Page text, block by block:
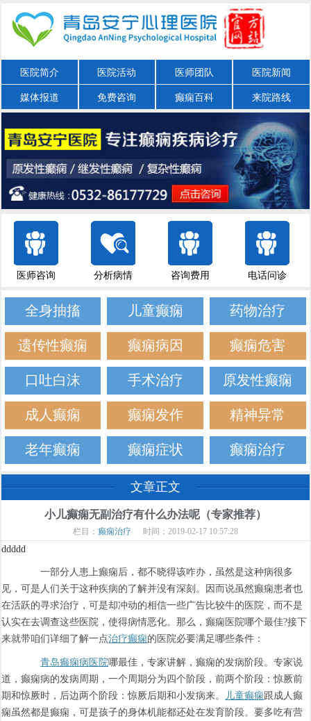
医院简介 医院活动 医师团队 医院新闻
媒体报道 免费咨询 癫痫百科 来院路线
医师咨询 分析病情 咨询费用 电话问诊
全身抽搐 儿童癫痫 药物治疗
遗传性癫痫 癫痫病因 癫痫危害
口吐白沫 手术治疗 原发性癫痫
成人癫痫 癫痫发作 精神异常
老年癫痫 癫痫症状 癫痫治疗
文章正文
小儿癫痫无副治疗有什么办法呢（专家推荐）
栏目： 癫痫治疗 时间：2019-02-17 10:57:28
ddddd
一部分人患上癫痫后，都不晓得该咋办，虽然是这种病很多
见，可是人们关于这种疾病的了解并没有深刻。因而说虽然癫痫患者也
在活跃的寻求治疗，可是却冲动的相信一些广告比较牛的医院，而不是
认实在去调查这些医院，使得病情恶化。那么，癫痫医院哪个最佳?接下
来就带咱们详细了解一点治疗癫痫的医院必要满足哪些条件：
青岛癫痫病医院哪最佳，专家讲解，癫痫的发病阶段。专家说
道，癫痫病的发病周期，一个周期分为四个阶段，前两个阶段：惊厥前
期和惊厥时，后边两个阶段：惊厥后期和小发病来。
儿童癫痫跟成人癫
痫虽然都是癫痫，可是孩子的身体机能都还处在发育阶段。要多吃有营